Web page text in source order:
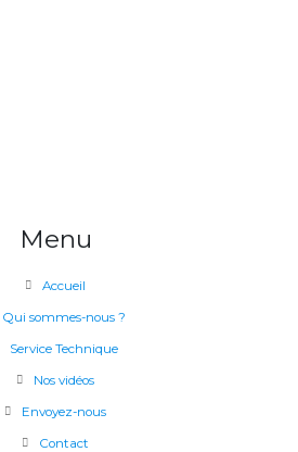
Menu
Accueil
Qui sommes-nous ?
Service Technique
Nos vidéos
Envoyez-nous
Contact